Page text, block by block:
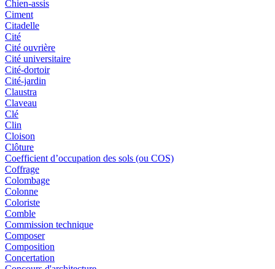
Chien-assis
Ciment
Citadelle
Cité
Cité ouvrière
Cité universitaire
Cité-dortoir
Cité-jardin
Claustra
Claveau
Clé
Clin
Cloison
Clôture
Coefficient d’occupation des sols (ou COS)
Coffrage
Colombage
Colonne
Coloriste
Comble
Commission technique
Composer
Composition
Concertation